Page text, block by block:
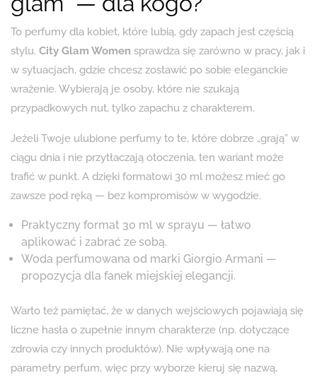
To perfumy dla kobiet, które lubią, gdy zapach jest częścią
stylu. City Glam Women sprawdza się zarówno w pracy, jak i
w sytuacjach, gdzie chcesz zostawić po sobie eleganckie
wrażenie. Wybierają je osoby, które nie szukają
przypadkowych nut, tylko zapachu z charakterem.
Jeżeli Twoje ulubione perfumy to te, które dobrze „grają” w
ciągu dnia i nie przytłaczają otoczenia, ten wariant może
trafić w punkt. A dzięki formatowi 30 ml możesz mieć go
zawsze pod ręką — bez kompromisów w wygodzie.
Praktyczny format 30 ml w sprayu — łatwo
aplikować i zabrać ze sobą.
Woda perfumowana od marki Giorgio Armani —
propozycja dla fanek miejskiej elegancji.
Warto też pamiętać, że w danych wejściowych pojawiają się
liczne hasła o zupełnie innym charakterze (np. dotyczące
zdrowia czy innych produktów). Nie wpływają one na
parametry perfum, więc przy wyborze kieruj się nazwą,